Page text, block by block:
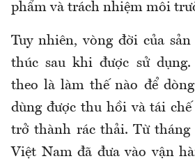
phẩm và trách nhiệm môi
Tuy nhiên, vòng đời của
thúc sau khi được sử
theo là làm thế nào để
dùng được thu hồi và tái
trở thành rác thải. Từ tháng
Việt Nam đã đưa vào vận